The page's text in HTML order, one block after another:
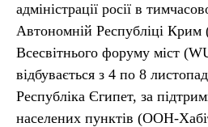
адміністрації росії в
Автономній Республіці Крим
Всесвітнього форуму міст
відбувається з 4 по 8
Республіка Єгипет, за
населених пунктів (ООН-